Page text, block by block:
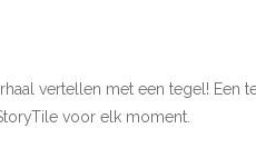
vertellen met een tegel!
voor elk moment.